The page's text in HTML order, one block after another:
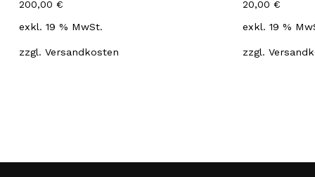
200,00 €
exkl. 19 % MwSt.
zzgl. Versandkosten
20,00€
exkl. 19 %
zzgl.